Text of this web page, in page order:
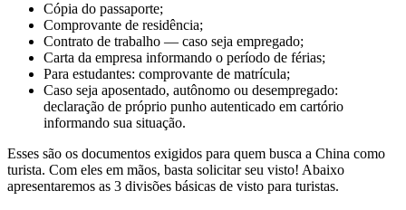
Cópia do passaporte;
Comprovante de residência;
Contrato de trabalho — caso seja empregado;
Carta da empresa informando o período de férias;
Para estudantes: comprovante de matrícula;
Caso seja aposentado, autônomo ou desempregado:
declaração de próprio punho autenticado em cartório
informando sua situação.
Esses são os documentos exigidos para quem busca a China como
turista. Com eles em mãos, basta solicitar seu visto! Abaixo
apresentaremos as 3 divisões básicas de visto para turistas.